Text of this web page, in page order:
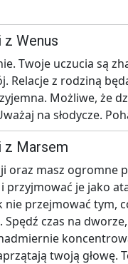
Wenus
Twoje uczucia są
z rodziną
Możliwe, że
na słodycze.
z Marsem
oraz masz ogromne
przyjmować je jako
przejmować tym,
czas na
twoją głowę.